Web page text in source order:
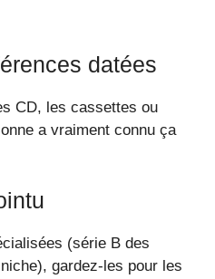
datées
CD, les cassettes ou
a vraiment connu ça
(série B des
gardez-les pour les